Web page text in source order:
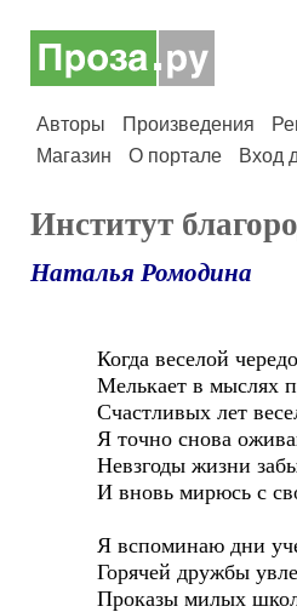
Авторы Произведения
Магазин
О портале Вход
Институт
Наталья Ромодина
Когда веселой
Мелькает в мыслях
Счастливых лет
Я точно снова
Невзгоды жизни
И вновь мирюсь с
Я вспоминаю дни
Горячей дружбы
Проказы милых